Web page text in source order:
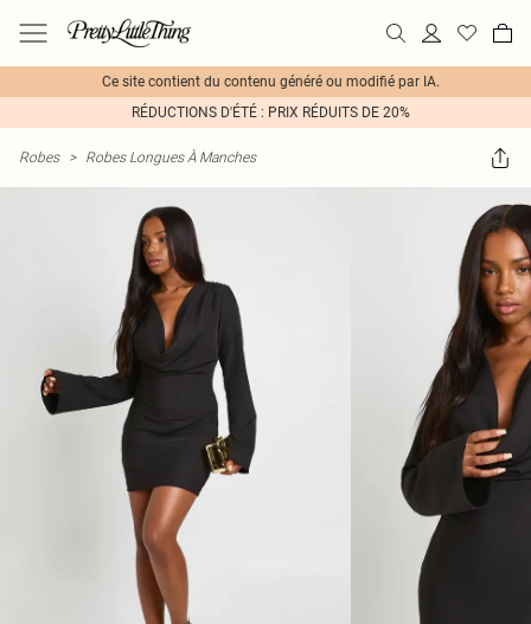
Ce site contient du contenu généré ou modifié par IA.
RÉDUCTIONS D'ÉTÉ : PRIX RÉDUITS DE 20%
Robes > Robes Longues À Manches